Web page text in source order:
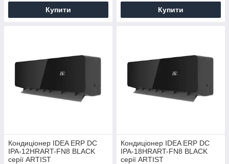
Купити Купити
Кондиціонер IDEA ERP DC
IPA-12HRART-FN8 BLACK
серії ARTIST
Кондиціонер IDEA ERP DC
IPA-18HRART-FN8 BLACK
серії ARTIST